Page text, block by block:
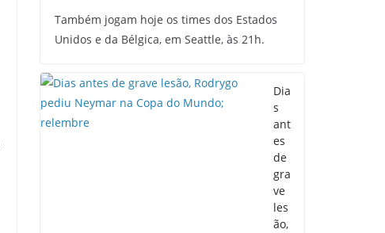
Também jogam hoje os times dos Estados
Unidos e da Bélgica, em Seattle, às 21h.
Dia
s
ant
es
de
gra
ve
les
ão,